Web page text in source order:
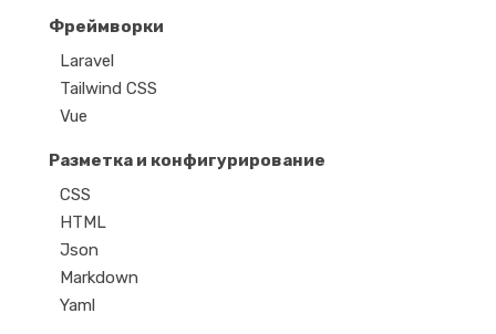
Фреймворки
Laravel
Tailwind CSS
Vue
Разметка и конфигурирование
CSS
HTML
Json
Markdown
Yaml